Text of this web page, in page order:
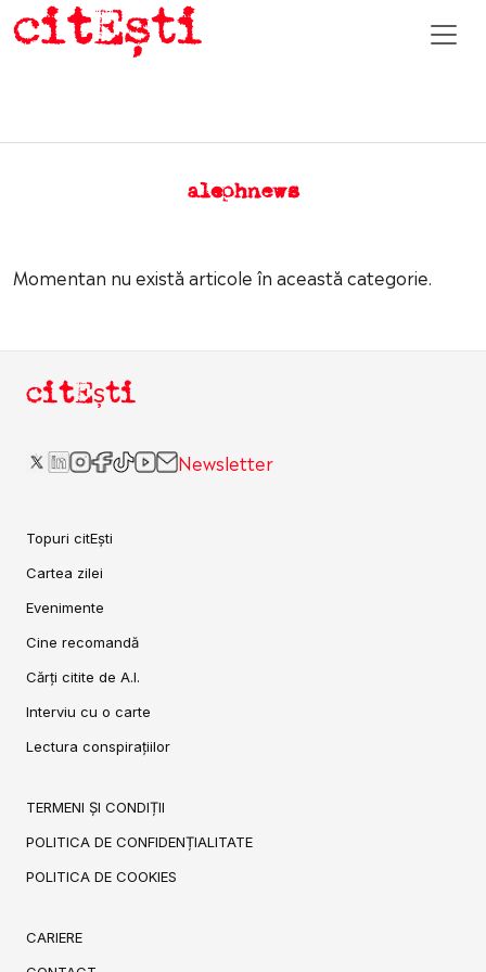
alephnews
Momentan nu există articole în această categorie.
citEști
Newsletter
Topuri citEști
Cartea zilei
Evenimente
Cine recomandă
Cărți citite de A.I.
Interviu cu o carte
Lectura conspirațiilor
TERMENI ȘI CONDIȚII
POLITICA DE CONFIDENȚIALITATE
POLITICA DE COOKIES
CARIERE